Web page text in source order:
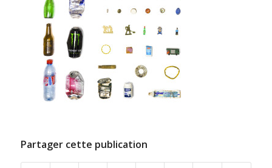
Partager cette publication